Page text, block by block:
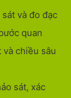
và đo đạc
quan
chiều sâu
sát, xác